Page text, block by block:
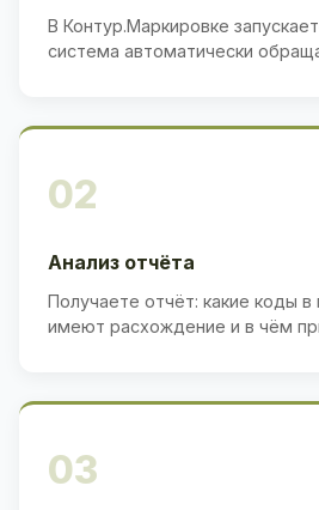
В Контур.Маркировке
система автоматически
02
Анализ отчёта
Получаете отчёт: какие коды в
имеют расхождение и в чём
03